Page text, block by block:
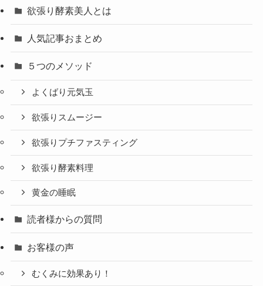
欲張り酵素美人とは
人気記事おまとめ
５つのメソッド
よくばり元気玉
欲張りスムージー
欲張りプチファスティング
欲張り酵素料理
黄金の睡眠
読者様からの質問
お客様の声
むくみに効果あり！